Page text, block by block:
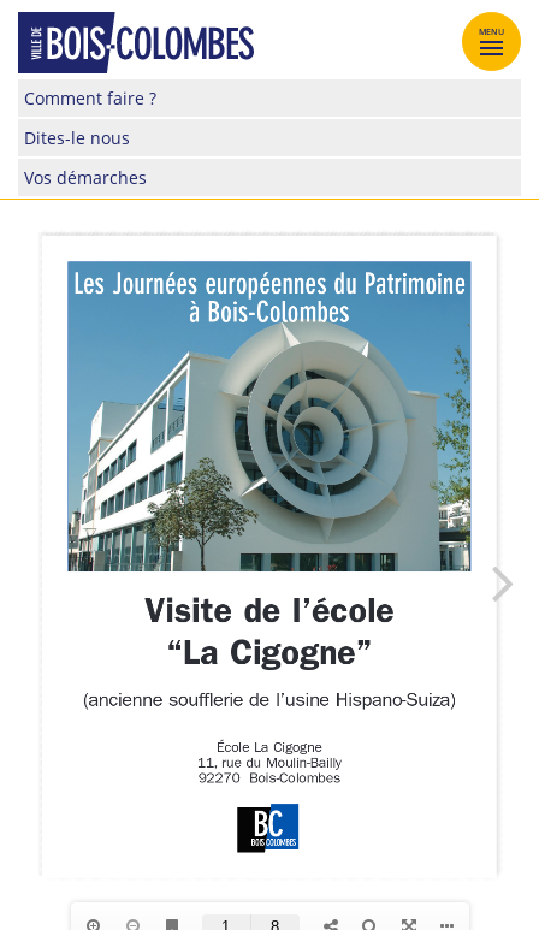
Skip
content
Site
de
la
Bois-
Colombes
Comment faire ?
Dites-le nous
Vos démarches
MENU